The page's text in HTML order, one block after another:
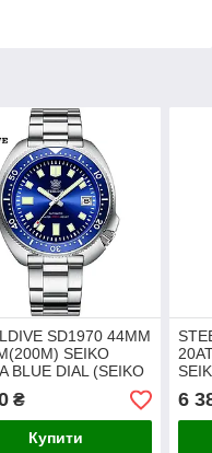
SD1970 44MM
SEIKO
BLUE DIAL (SEIKO
PROSPEX
WILLARD)
₴
Купити
6